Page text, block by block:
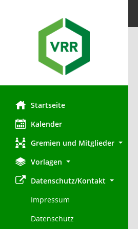
Startseite
Kalender
Gremien und Mitglieder
Vorlagen
Datenschutz/Kontakt
Impressum
Datenschutz